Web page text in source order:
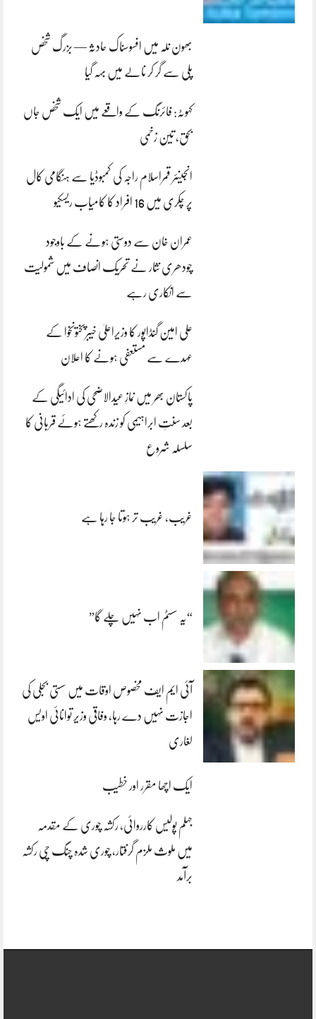
بھون نلہ میں افسوسناک حادثہ — بزرگ شخص
پلی سے گر کر نالے میں بہہ گیا
کہوٹہ: فائرنگ کے واقعے میں ایک شخص جاں
بحق، تین زخمی
انجینئر قمراسلام راجہ کی کمبوڈیا سے ہنگامی کال
پر چکری میں 16 افراد کا کامیاب ریسکیو
عمران خان سے دوستی ہونے کے باوجود
چودھری نثار نے تحریک انصاف میں شمولیت
سے انکاری رہے
علی امین گنڈاپور کا وزیراعلیٰ خیبرپختونخوا کے
عہدے سے مستعفی ہونے کا اعلان
پاکستان بھر میں نمازِ عیدالاضحی کی ادائیگی کے
بعد سنتِ ابراہیمی کو زندہ رکھتے ہوئے قربانی کا
سلسلہ شروع
غریب، غریب تر ہوتا جا رہا ہے
“یہ سسٹم اب نہیں چلے گا”
آئی ایم ایف مخصوص اوقات میں سستی بجلی کی
اجازت نہیں دے رہا، وفاقی وزیر توانائی اویس
لغاری
ایک اچھا مقرر اور خطیب
جہلم پولیس کارروائی، رکشہ چوری کے مقدمہ
میں ملوث ملزم گرفتار، چوری شدہ چنگ چی رکشہ
برآمد